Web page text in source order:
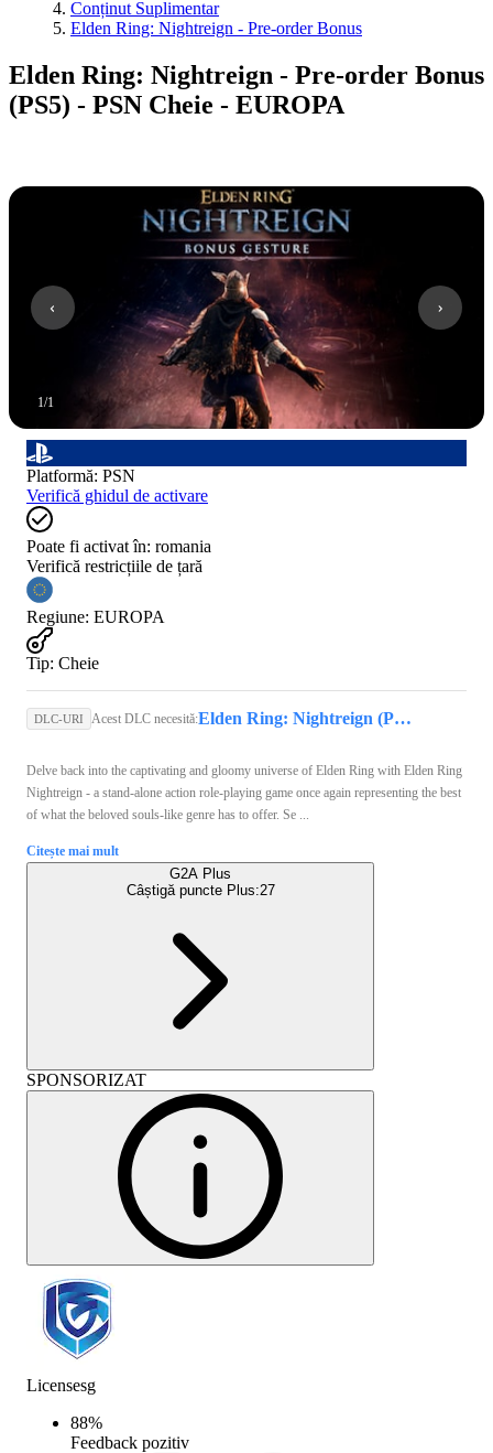
Conținut Suplimentar
Elden Ring: Nightreign - Pre-order Bonus
Elden Ring: Nightreign - Pre-order Bonus
(PS5) - PSN Cheie - EUROPA
1/1
Platformă: PSN
Verifică ghidul de activare
Poate fi activat în: romania
Verifică restricțiile de țară
Regiune: EUROPA
Tip: Cheie
DLC-URI Acest DLC necesită: Elden Ring: Nightreign (PS5) - PSN Account - GLOBAL
Delve back into the captivating and gloomy universe of Elden Ring with Elden Ring
Nightreign - a stand-alone action role-playing game once again representing the best
of what the beloved souls-like genre has to offer. Se ...
Citește mai mult
G2A Plus
Câștigă puncte Plus:27
SPONSORIZAT
Licensesg
88%
Feedback pozitiv